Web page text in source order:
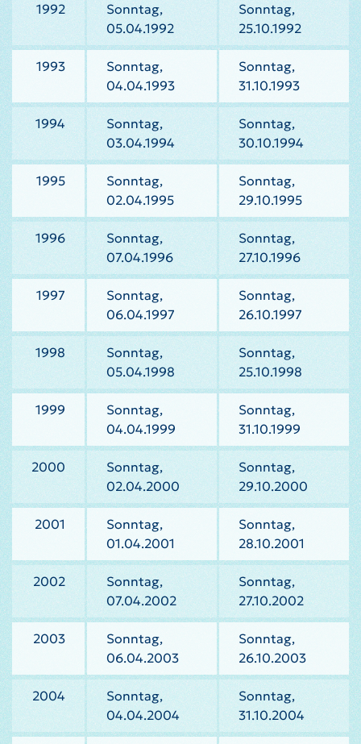
1992
Sonntag,
05.04.1992
Sonntag,
25.10.1992
1993
Sonntag,
04.04.1993
Sonntag,
31.10.1993
1994
Sonntag,
03.04.1994
Sonntag,
30.10.1994
1995
Sonntag,
02.04.1995
Sonntag,
29.10.1995
1996
Sonntag,
07.04.1996
Sonntag,
27.10.1996
1997
Sonntag,
06.04.1997
Sonntag,
26.10.1997
1998
Sonntag,
05.04.1998
Sonntag,
25.10.1998
1999
Sonntag,
04.04.1999
Sonntag,
31.10.1999
2000
Sonntag,
02.04.2000
Sonntag,
29.10.2000
2001
Sonntag,
01.04.2001
Sonntag,
28.10.2001
2002
Sonntag,
07.04.2002
Sonntag,
27.10.2002
2003
Sonntag,
06.04.2003
Sonntag,
26.10.2003
2004
Sonntag,
04.04.2004
Sonntag,
31.10.2004